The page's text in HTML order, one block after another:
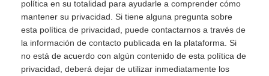
política en su totalidad para ayudarle a comprender cómo
mantener su privacidad. Si tiene alguna pregunta sobre
esta política de privacidad, puede contactarnos a través de
la información de contacto publicada en la plataforma. Si
no está de acuerdo con algún contenido de esta política de
privacidad, deberá dejar de utilizar inmediatamente los